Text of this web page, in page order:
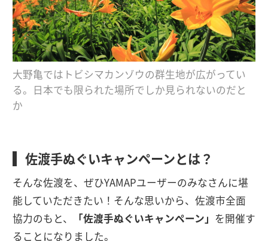
大野亀ではトビシマカンゾウの群生地が広がってい
る。日本でも限られた場所でしか見られないのだと
か
佐渡手ぬぐいキャンペーンとは？
そんな佐渡を、ぜひYAMAPユーザーのみなさんに堪
能していただきたい！そんな思いから、佐渡市全面
協力のもと、
「佐渡手ぬぐいキャンペーン」 を開催す
ることになりました。